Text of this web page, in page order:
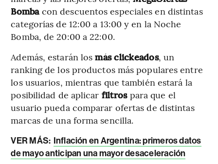
Bomba con descuentos especiales en distintas
categorías de 12:00 a 13:00 y en la Noche
Bomba, de 20:00 a 22:00.
Además, estarán losmás clickeados, un
ranking de los productos más populares entre
los usuarios, mientras que también estará la
posibilidad de aplicar filtros para que el
usuario pueda comparar ofertas de distintas
marcas de una forma sencilla.
VER MÁS: Inflación en Argentina: primeros datos
de mayo anticipan una mayor desaceleración